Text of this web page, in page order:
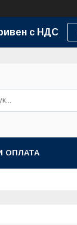
с НДС
ОПЛАТА